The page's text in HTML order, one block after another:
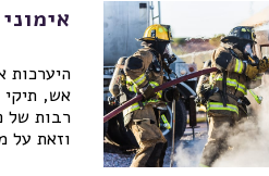
היערכות
אש, תיקי
רבות של
וזאת על